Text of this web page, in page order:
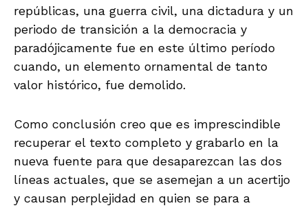
repúblicas, una guerra civil, una dictadura y un
periodo de transición a la democracia y
paradójicamente fue en este último período
cuando, un elemento ornamental de tanto
valor histórico, fue demolido.
Como conclusión creo que es imprescindible
recuperar el texto completo y grabarlo en la
nueva fuente para que desaparezcan las dos
líneas actuales, que se asemejan a un acertijo
y causan perplejidad en quien se para a